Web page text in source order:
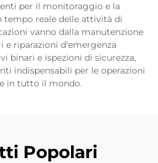
per il monitoraggio e la
tempo reale delle attività di
vanno dalla manutenzione
e riparazioni d'emergenza
binari e ispezioni di sicurezza,
indispensabili per le operazioni
in tutto il mondo.
Popolari